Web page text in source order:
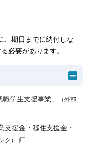
、期日までに納付しな
必要があります。
学生支援事業」
（外部
援金・移住支援金・
ク）